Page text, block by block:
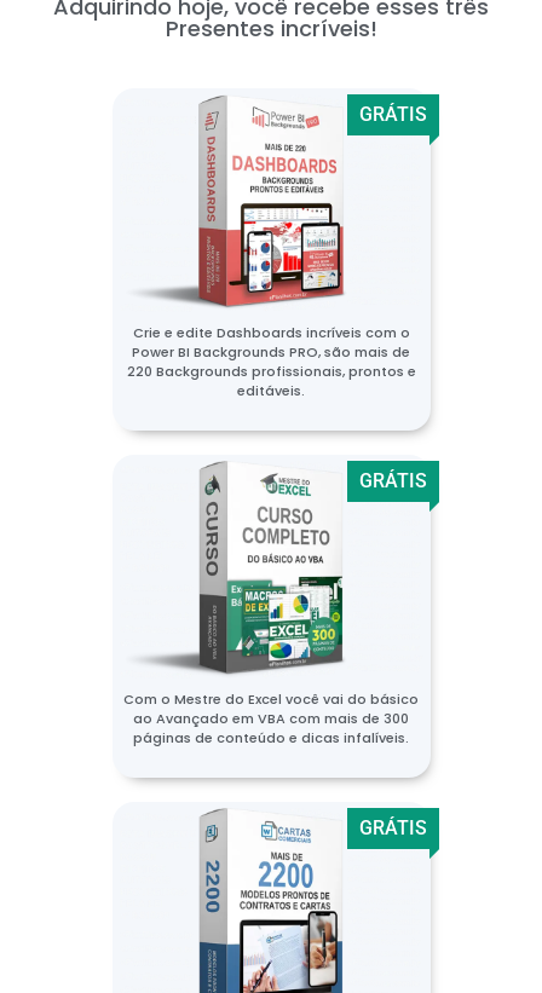
Adquirindo hoje, você recebe esses três
Presentes incríveis!
GRÁTIS
Crie e edite Dashboards incríveis com o
Power BI Backgrounds PRO, são mais de
220 Backgrounds profissionais, prontos e
editáveis.
GRÁTIS
Com o Mestre do Excel você vai do básico
ao Avançado em VBA com mais de 300
páginas de conteúdo e dicas infalíveis.
GRÁTIS